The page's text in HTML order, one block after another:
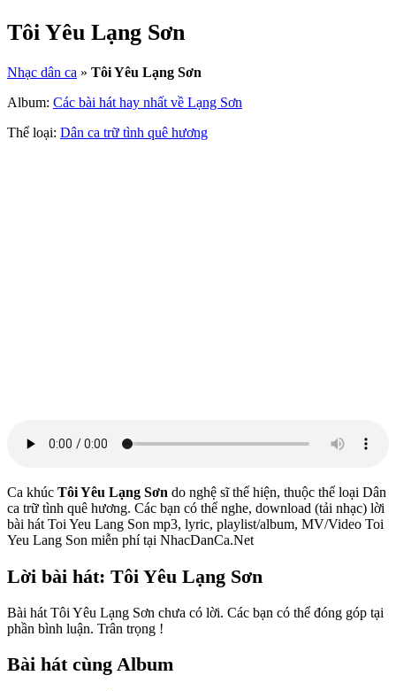
Tôi Yêu Lạng Sơn
Nhạc dân ca » Tôi Yêu Lạng Sơn
Album: Các bài hát hay nhất về Lạng Sơn
Thể loại: Dân ca trữ tình quê hương
Ca khúc Tôi Yêu Lạng Sơn do nghệ sĩthể hiện, thuộc thể loại Dân
ca trữ tình quê hương. Các bạn có thể nghe, download (tải nhạc) lời
bài hát Toi Yeu Lang Son mp3, lyric, playlist/album, MV/Video Toi
Yeu Lang Son miễn phí tại NhacDanCa.Net
Lời bài hát: Tôi Yêu Lạng Sơn
Bài hát Tôi Yêu Lạng Sơn chưa có lời. Các bạn có thể đóng góp tại
phần bình luận. Trân trọng !
Bài hát cùng Album